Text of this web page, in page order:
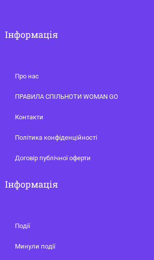
Інформація
Про нас
ПРАВИЛА СПІЛЬНОТИ WOMAN GO
Контакти
Політика конфіденційності
Договір публічної оферти
Інформація
Події
Минули події